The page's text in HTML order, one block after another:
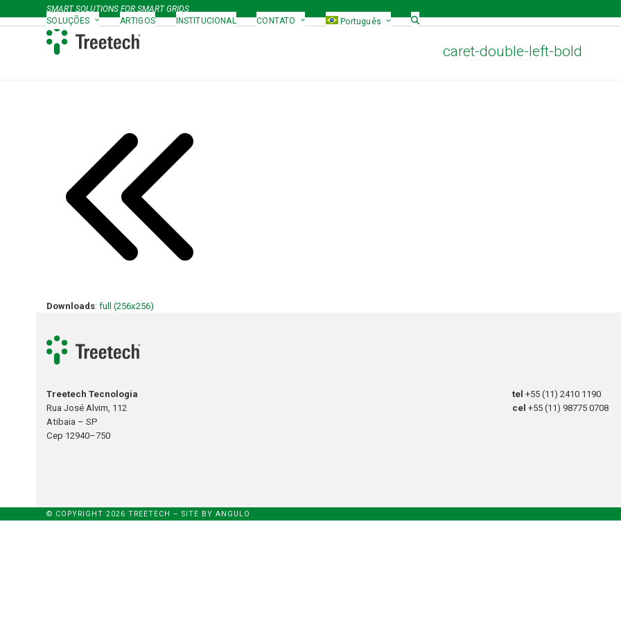
to
SMART SOLUTIONS FOR SMART GRIDS
SOLUÇÕES
ARTIGOS INSTITUCIONAL CONTATO Português
caret-double-left-bold
Downloads:full (256x256)
Treetech Tecnologia
Rua José Alvim, 112
Atibaia – SP
Cep 12940–750
tel+55 (11) 2410 1190
cel+55 (11) 98775 0708
© COPYRIGHT 2026 TREETECH – SITE BYANGULO